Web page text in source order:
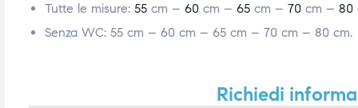
Tutte le misure: 55 cm – 60 cm – 65 cm – 70 cm – 80
Senza WC: 55 cm – 60 cm – 65 cm – 70 cm – 80 cm.
Richiedi